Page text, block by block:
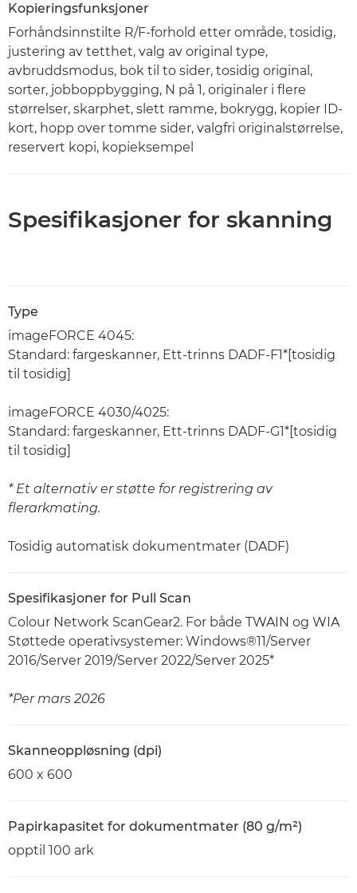
Kopieringsfunksjoner
Forhåndsinnstilte R/F-forhold etter område, tosidig,
justering av tetthet, valg av original type,
avbruddsmodus, bok til to sider, tosidig original,
sorter, jobboppbygging, N på 1, originaler i flere
størrelser, skarphet, slett ramme, bokrygg, kopier ID-
kort, hopp over tomme sider, valgfri originalstørrelse,
reservert kopi, kopieksempel
Spesifikasjoner for skanning
Type
imageFORCE 4045:
Standard: fargeskanner, Ett-trinns DADF-F1*[tosidig
til tosidig]
imageFORCE 4030/4025:
Standard: fargeskanner, Ett-trinns DADF-G1*[tosidig
til tosidig]
* Et alternativ er støtte for registrering av
flerarkmating.
Tosidig automatisk dokumentmater (DADF)
Spesifikasjoner for Pull Scan
Colour Network ScanGear2. For både TWAIN og WIA
Støttede operativsystemer: Windows®11/Server
2016/Server 2019/Server 2022/Server 2025*
*Per mars 2026
Skanneoppløsning (dpi)
600 x 600
Papirkapasitet for dokumentmater (80 g/m²)
opptil 100 ark